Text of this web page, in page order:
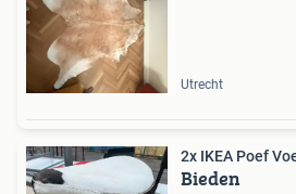
Utrecht
2x IKEA Poef
Bieden